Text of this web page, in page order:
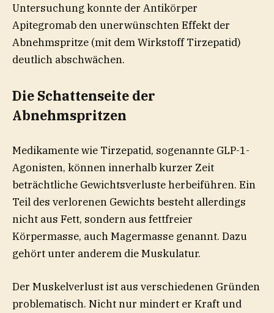
Untersuchung konnte der Antikörper
Apitegromab den unerwünschten Effekt der
Abnehmspritze (mit dem Wirkstoff Tirzepatid)
deutlich abschwächen.
Die Schattenseite der
Abnehmspritzen
Medikamente wie Tirzepatid, sogenannte GLP-1-
Agonisten, können innerhalb kurzer Zeit
beträchtliche Gewichtsverluste herbeiführen. Ein
Teil des verlorenen Gewichts besteht allerdings
nicht aus Fett, sondern aus fettfreier
Körpermasse, auch Magermasse genannt. Dazu
gehört unter anderem die Muskulatur.
Der Muskelverlust ist aus verschiedenen Gründen
problematisch. Nicht nur mindert er Kraft und